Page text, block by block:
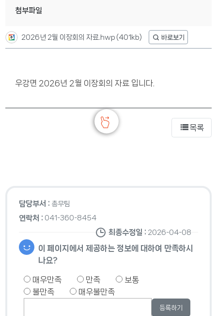
첨부파일
2026년 2월 이장회의 자료.hwp (401kb)
우강면 2026년 2월 이장회의 자료 입니다.
목록
담당부서 : 총무팀
연락처 : 041-360-8454
최종수정일 : 2026-04-08
이 페이지에서 제공하는 정보에 대하여 만족하시
나요?
매우만족 만족
보통
불만족
매우불만족